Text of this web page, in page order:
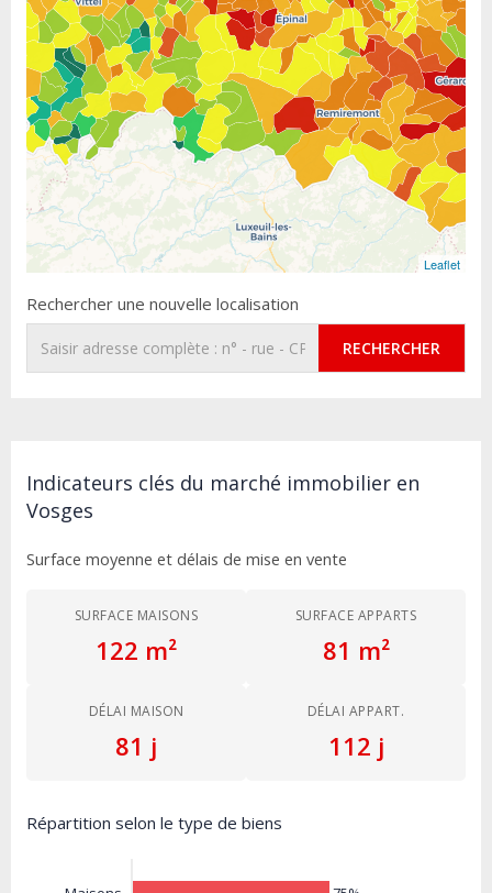
Leaflet
Rechercher une nouvelle localisation
RECHERCHER
Indicateurs clés du marché immobilier en
Vosges
Surface moyenne et délais de mise en vente
SURFACE MAISONS
122 m²
SURFACE APPARTS
81 m²
DÉLAI MAISON
81 j
DÉLAI APPART.
112 j
Répartition selon le type de biens